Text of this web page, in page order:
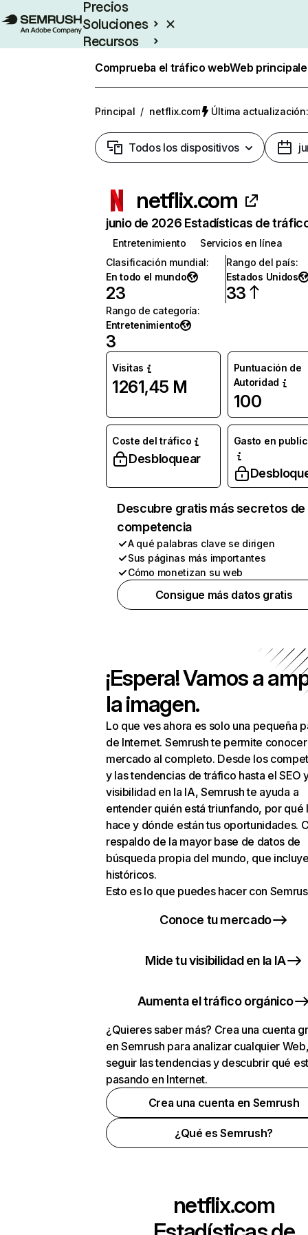
Precios
Soluciones
Recursos
Comprueba el tráfico webWeb
Principal / netflix.com Última
Todos los dispositivos
netflix.com
junio de 2026 Estadísticas de
Entretenimiento
Servicios en línea
Clasificación mundial:
En todo el mundo
23
Rango del país:
Estados Unidos
33
Rango de categoría:
Entretenimiento
3
Visitas
1261,45 M
Puntuación de
Autoridad
100
Coste del tráfico
Desbloquear
Gasto en
Descubre gratis más secretos de
competencia
A qué palabras clave se dirigen
Sus páginas más importantes
Cómo monetizan su web
Consigue más datos gratis
¡Espera! Vamos a
la imagen.
Lo que ves ahora es solo una pequeña
de Internet. Semrush te permite
mercado al completo. Desde los
y las tendencias de tráfico hasta el SEO
visibilidad en la IA, Semrush te ayuda a
entender quién está triunfando, por qué
hace y dónde están tus oportunidades.
respaldo de la mayor base de datos de
búsqueda propia del mundo, que
históricos.
Esto es lo que puedes hacer con
Conoce tu mercado
Mide tu visibilidad en la IA
Aumenta el tráfico orgánico
¿Quieres saber más? Crea una cuenta
en Semrush para analizar cualquier
seguir las tendencias y descubrir qué
pasando en Internet.
Crea una cuenta en Semrush
¿Qué es Semrush?
netflix.com